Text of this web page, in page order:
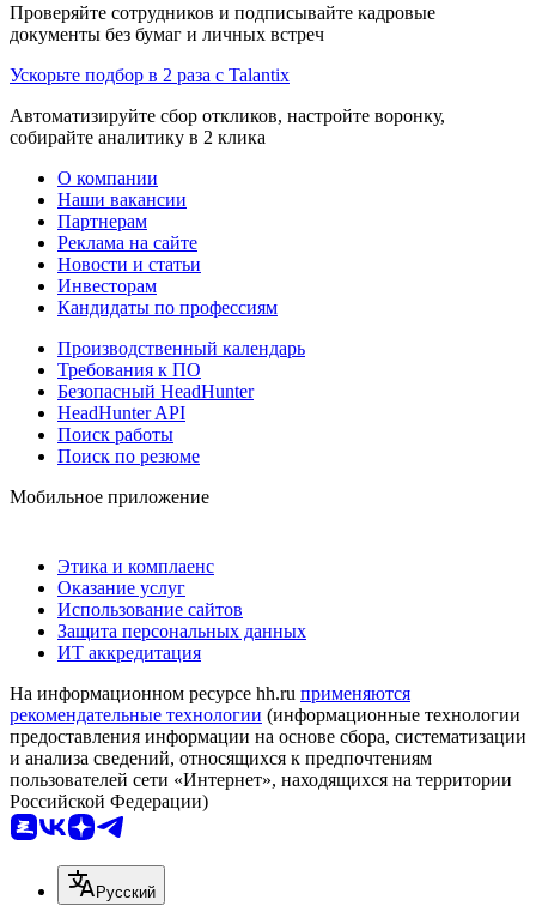
Проверяйте сотрудников и подписывайте кадровые
документы без бумаг и личных встреч
Ускорьте подбор в 2 раза с Talantix
Автоматизируйте сбор откликов, настройте воронку,
собирайте аналитику в 2 клика
О компании
Наши вакансии
Партнерам
Реклама на сайте
Новости и статьи
Инвесторам
Кандидаты по профессиям
Производственный календарь
Требования к ПО
Безопасный HeadHunter
HeadHunter API
Поиск работы
Поиск по резюме
Мобильное приложение
Этика и комплаенс
Оказание услуг
Использование сайтов
Защита персональных данных
ИТ аккредитация
На информационном ресурсе hh.ru применяются
рекомендательные технологии (информационные технологии
предоставления информации на основе сбора, систематизации
и анализа сведений, относящихся к предпочтениям
пользователей сети «Интернет», находящихся на территории
Российской Федерации)
Русский